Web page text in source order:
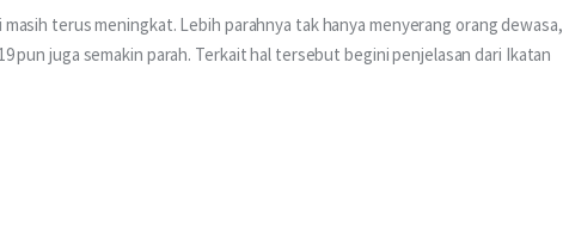
masih terus meningkat. Lebih parahnya tak hanya menyerang orang dewasa,
pun juga semakin parah. Terkait hal tersebut begini penjelasan dari Ikatan